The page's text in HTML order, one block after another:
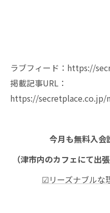
ラブフィード：https://
掲載記事URL：
https://
今月も無料入会
（津市内のカフェにて出
☑リーズナブルな